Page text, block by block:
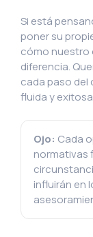
Si está
poner su
cómo nuestro
diferencia.
cada paso del
fluida y
Ojo: Cada
normativas
influirán en